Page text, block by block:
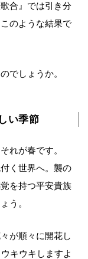
合』では引き分
のような結果で
でしょうか。
い季節
れが春です。
く世界へ。襲の
を持つ平安貴族
う。
が順々に開花し
キウキしますよ